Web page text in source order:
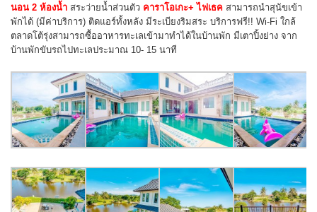
นอน 2 ห้องน้ำ สระว่ายน้ำส่วนตัว คาราโอเกะ+ ไฟเธค สามารถนำสุนัขเข้า
พักได้ (มีค่าบริการ) ติดแอร์ทั้งหลัง มีระเบียงริมสระ บริการฟรี!! Wi-Fi ใกล้
ตลาดโต้รุ่งสามารถซื้ออาหารทะเลเข้ามาทำได้ในบ้านพัก มีเตาปิ้งย่าง จาก
บ้านพักขับรถไปทะเลประมาณ 10- 15 นาที